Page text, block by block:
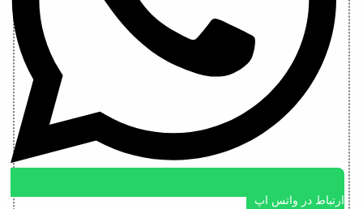
ارتباط در واتس اپ